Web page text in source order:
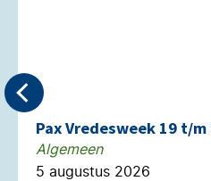
Pax Vredesweek 19 t/
Algemeen
5 augustus 2026